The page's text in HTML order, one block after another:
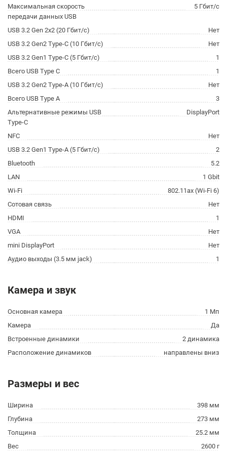
Максимальная скорость
передачи данных USB
5 Гбит/с
USB 3.2 Gen 2x2 (20 Гбит/с)
Нет
USB 3.2 Gen2 Type-C (10 Гбит/с)
Нет
USB 3.2 Gen1 Type-C (5 Гбит/с)
1
Всего USB Type C
1
USB 3.2 Gen2 Type-A (10 Гбит/с)
Нет
Всего USB Type A
3
Альтернативные режимы USB
Type-C
DisplayPort
NFC
Нет
USB 3.2 Gen1 Type-A (5 Гбит/с)
2
Bluetooth
5.2
LAN
1 Gbit
Wi-Fi
802.11ax (Wi-Fi 6)
Сотовая связь
Нет
HDMI
1
VGA
Нет
mini DisplayPort
Нет
Аудио выходы (3.5 мм jack)
1
Камера и звук
Основная камера
1 Мп
Камера
Да
Встроенные динамики
2 динамика
Расположение динамиков
направлены вниз
Размеры и вес
Ширина
398 мм
Глубина
273 мм
Толщина
25.2 мм
Вес
2600 г